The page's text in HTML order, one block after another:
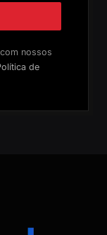
nossos
de